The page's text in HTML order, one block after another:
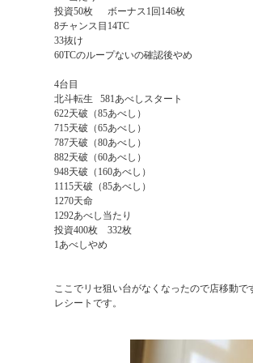
投資50枚      ボーナス1回146枚
8チャンス目14TC
33抜け
60TCのループないの確認後やめ
4台目
北斗転生   581あべしスタート
622天破（85あべし）
715天破（65あべし）
787天破（80あべし）
882天破（60あべし）
948天破（160あべし）
1115天破（85あべし）
1270天命
1292あべし当たり
投資400枚    332枚
1あべしやめ
ここでリセ狙い台がなくなったので店移動で
レシートです。